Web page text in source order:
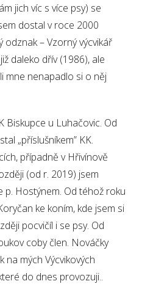
jich víc s více psy) se
dostal v roce 2000
odznak – Vzorný výcvikář
daleko dřív (1986), ale
mne nenapadlo si o něj
Biskupce u Luhačovic. Od
„příslušníkem” KK.
případně v Hřivínově
(od r. 2019) jsem
p. Hostýnem. Od téhož roku
ke koním, kde jsem si
pocvičíl i se psy. Od
coby člen. Nováčky
na mých Výcvikových
do dnes provozuji..